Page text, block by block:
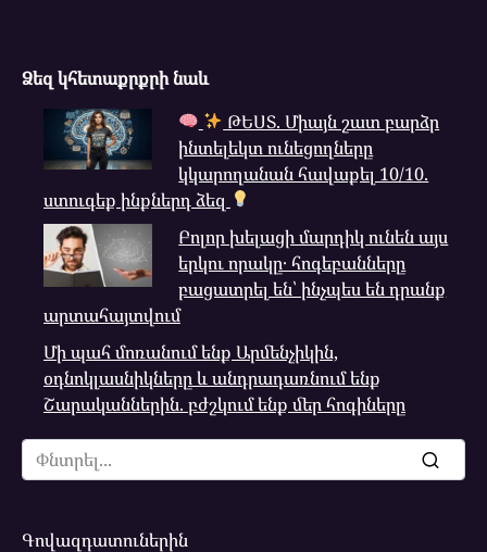
Ձեզ կհետաքրքրի նաև
ԹԵՍՏ. Միայն շատ բարձր
ինտելեկտ ունեցողները
կկարողանան հավաքել 10/10.
ստուգեք ինքներդ ձեզ
Բոլոր խելացի մարդիկ ունեն այս
երկու որակը․ հոգեբանները
բացատրել են՝ ինչպես են դրանք
արտահայտվում
Մի պահ մոռանում ենք Արմենչիկին,
օդնոկլասնիկները և անդրադառնում ենք
Շարականներին. բժշկում ենք մեր հոգիները
Search
for:
Գովազդատուներին